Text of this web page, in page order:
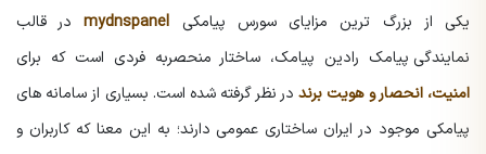
یکی از بزرگ ترین مزایای سورس پیامکی mydnspanelدر قالب
نمایندگی پیامک رادین پیامک، ساختار منحصربه فردی است که برای
امنیت، انحصار و هویت برنددر نظر گرفته شده است. بسیاری از سامانه های
پیامکی موجود در ایران ساختاری عمومی دارند؛ به این معنا که کاربران و